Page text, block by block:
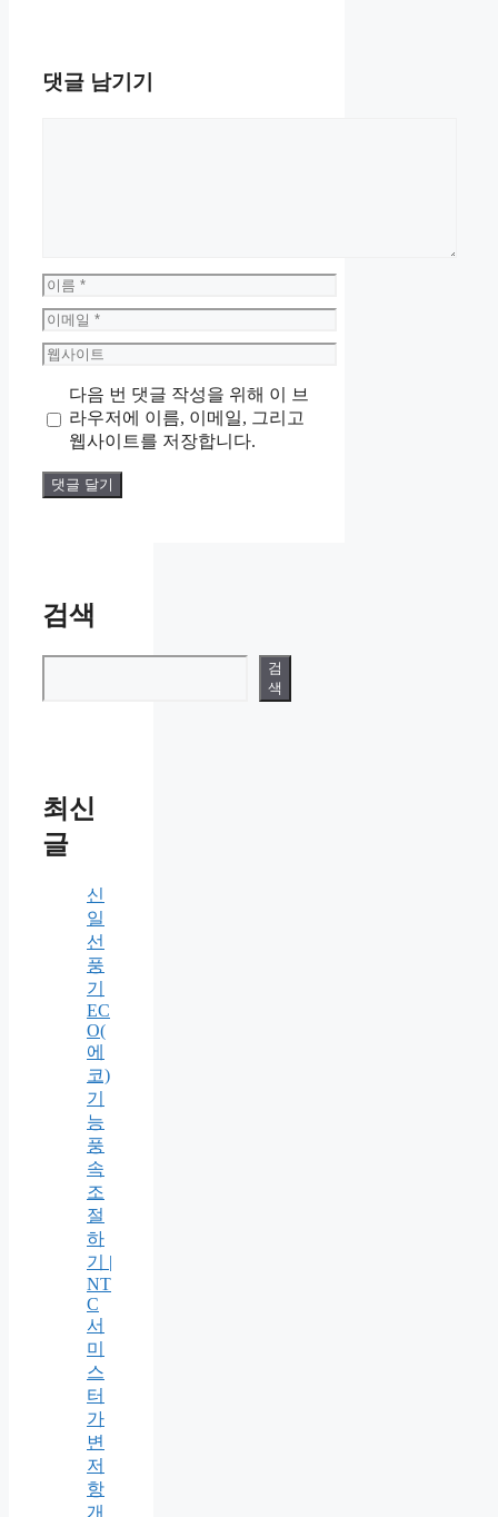
댓글 남기기
이
름
이
메
일
웹
트
다음 번 댓글 작성을 위해 이 브
라우저에 이름, 이메일, 그리고
웹사이트를 저장합니다.
검색
검
색
최신
글
신
일
선
풍
기
EC
O(
에
코)
기
능
풍
속
조
절
하
기 |
NT
C
서
미
스
터
가
변
저
항
개